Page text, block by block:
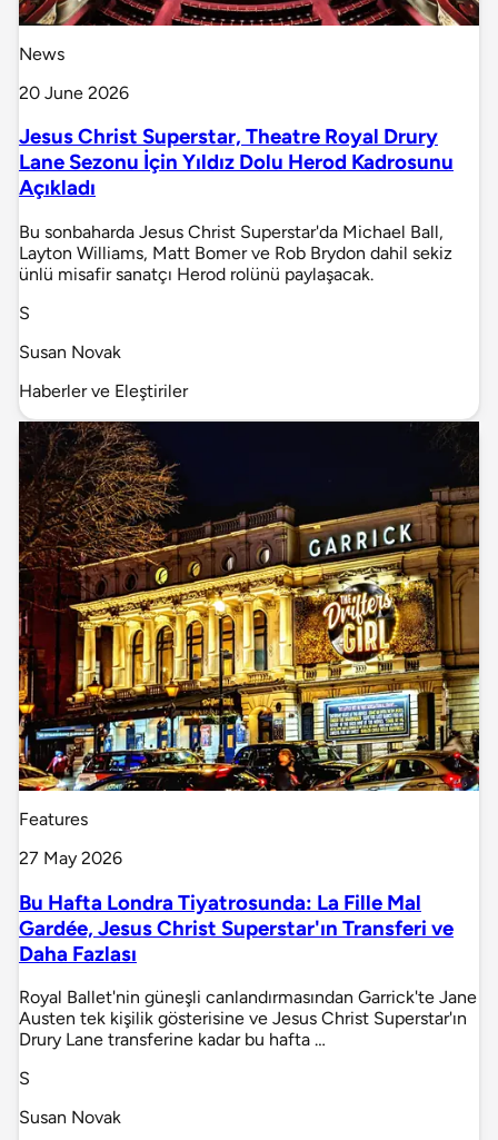
News
20 June 2026
Jesus Christ Superstar, Theatre Royal Drury
Lane Sezonu İçin Yıldız Dolu Herod Kadrosunu
Açıkladı
Bu sonbaharda Jesus Christ Superstar'da Michael Ball,
Layton Williams, Matt Bomer ve Rob Brydon dahil sekiz
ünlü misafir sanatçı Herod rolünü paylaşacak.
S
Susan Novak
Haberler ve Eleştiriler
Features
27 May 2026
Bu Hafta Londra Tiyatrosunda: La Fille Mal
Gardée, Jesus Christ Superstar'ın Transferi ve
Daha Fazlası
Royal Ballet'nin güneşli canlandırmasından Garrick'te Jane
Austen tek kişilik gösterisine ve Jesus Christ Superstar'ın
Drury Lane transferine kadar bu hafta …
S
Susan Novak